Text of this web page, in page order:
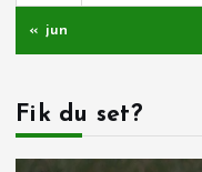
« jun
Fik du set?